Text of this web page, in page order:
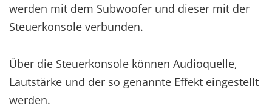
werden mit dem Subwoofer und dieser mit der
Steuerkonsole verbunden.
Über die Steuerkonsole können Audioquelle,
Lautstärke und der so genannte Effekt eingestellt
werden.